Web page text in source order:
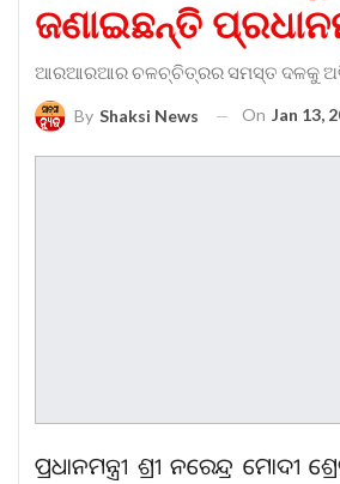
ଜଣାଇଛନ୍ତି
ଆରଆରଆର ଚଳଚ୍ଚିତ୍ରର ସମସ୍ତ ଦଳକୁ
By Shaksi News On Jan 13,
ପ୍ରଧାନମନ୍ତ୍ରୀ ଶ୍ରୀ ନରେନ୍ଦ୍ର ମୋଦୀ